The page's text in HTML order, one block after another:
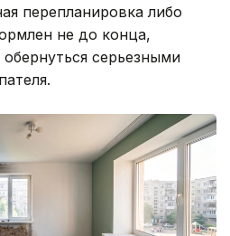
перепланировка либо
не до конца,
серьезными